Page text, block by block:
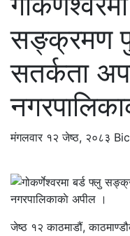
सङ्क्रमण
सतर्कता
मंगलवार १२ जेष्ठ, २०८३
जेष्ठ १२ काठमाडौं,